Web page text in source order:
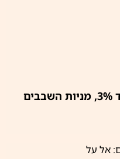
בהלה בבורסה: ת"א צונחת עד 3%, מניות השבבים